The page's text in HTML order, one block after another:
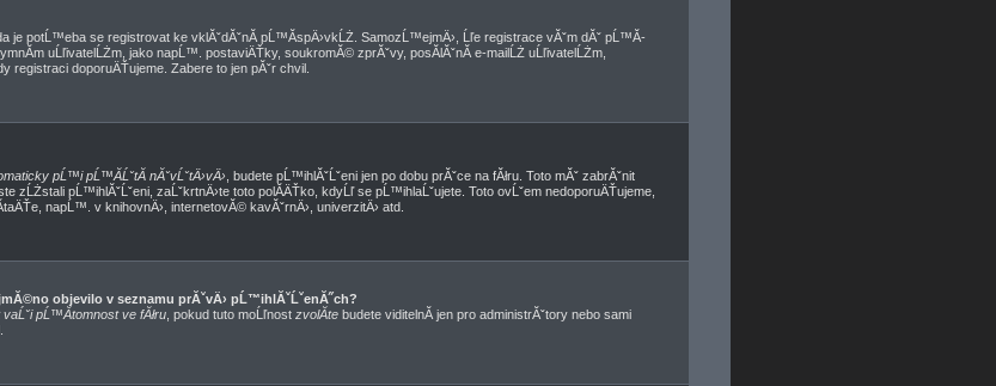
je potĹ™eba se registrovat ke vklĂˇdĂˇnĂ­ pĹ™Ă­spÄ›vkĹŻ. SamozĹ™ejmÄ›, Ĺľe registrace vĂˇm dĂˇ pĹ™Ă­
uĹľivatelĹŻm, jako napĹ™. postaviÄŤky, soukromĂ© zprĂˇvy, posĂ­lĂˇnĂ­ e-mailĹŻ uĹľivatelĹŻm,
registraci doporuÄŤujeme. Zabere to jen pĂˇr chvil.
pĹ™i pĹ™Ă­ĹˇtĂ­ nĂˇvĹˇtÄ›vÄ› , budete pĹ™ihlĂˇĹˇeni jen po dobu prĂˇce na fĂłru. Toto mĂˇ zabrĂˇnit
zĹŻstali pĹ™ihlĂˇĹˇeni, zaĹˇkrtnÄ›te toto polĂ­ÄŤko, kdyĹľ se pĹ™ihlaĹˇujete. Toto ovĹˇem nedoporuÄŤujeme,
napĹ™. v knihovnÄ›, internetovĂ© kavĂˇrnÄ›, univerzitÄ› atd.
objevilo v seznamu prĂˇvÄ› pĹ™ihlĂˇĹˇenĂ˝ch?
vaĹˇi pĹ™Ă­tomnost ve fĂłru , pokud tuto moĹľnost zvolĂ­te budete viditelnĂ­ jen pro administrĂˇtory nebo sami